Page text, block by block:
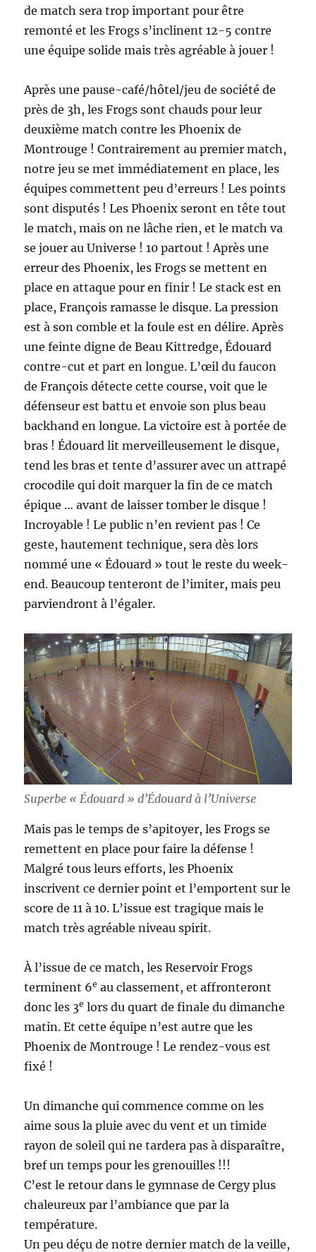
de match sera trop important pour être
remonté et les Frogs s’inclinent 12-5 contre
une équipe solide mais très agréable à jouer !
Après une pause-café/hôtel/jeu de société de
près de 3h, les Frogs sont chauds pour leur
deuxième match contre les Phoenix de
Montrouge ! Contrairement au premier match,
notre jeu se met immédiatement en place, les
équipes commettent peu d’erreurs ! Les points
sont disputés ! Les Phoenix seront en tête tout
le match, mais on ne lâche rien, et le match va
se jouer au Universe ! 10 partout ! Après une
erreur des Phoenix, les Frogs se mettent en
place en attaque pour en finir ! Le stack est en
place, François ramasse le disque. La pression
est à son comble et la foule est en délire. Après
une feinte digne de Beau Kittredge, Édouard
contre-cut et part en longue. L’œil du faucon
de François détecte cette course, voit que le
défenseur est battu et envoie son plus beau
backhand en longue. La victoire est à portée de
bras ! Édouard lit merveilleusement le disque,
tend les bras et tente d’assurer avec un attrapé
crocodile qui doit marquer la fin de ce match
épique … avant de laisser tomber le disque !
Incroyable ! Le public n’en revient pas ! Ce
geste, hautement technique, sera dès lors
nommé une « Édouard » tout le reste du week-
end. Beaucoup tenteront de l’imiter, mais peu
parviendront à l’égaler.
Superbe « Édouard » d’Édouard à l’Universe
Mais pas le temps de s’apitoyer, les Frogs se
remettent en place pour faire la défense !
Malgré tous leurs efforts, les Phoenix
inscrivent ce dernier point et l’emportent sur le
score de 11 à 10. L’issue est tragique mais le
match très agréable niveau spirit.
À l’issue de ce match, les Reservoir Frogs
terminent 6e au classement, et affronteront
donc les 3e lors du quart de finale du dimanche
matin. Et cette équipe n’est autre que les
Phoenix de Montrouge ! Le rendez-vous est
fixé !
Un dimanche qui commence comme on les
aime sous la pluie avec du vent et un timide
rayon de soleil qui ne tardera pas à disparaître,
bref un temps pour les grenouilles !!!
C’est le retour dans le gymnase de Cergy plus
chaleureux par l’ambiance que par la
température.
Un peu déçu de notre dernier match de la veille,